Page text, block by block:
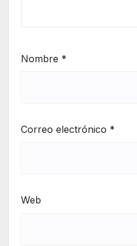
Nombre *
Correo electrónico *
Web